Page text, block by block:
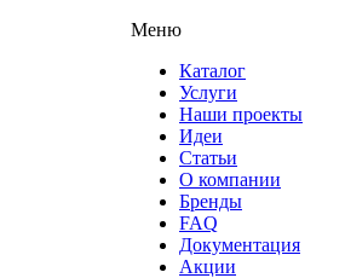
Меню
Каталог
Услуги
Наши проекты
Идеи
Статьи
О компании
Бренды
FAQ
Документация
Акции